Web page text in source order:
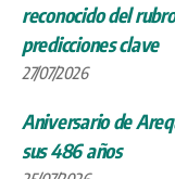
reconocido del
predicciones clave
27/07/2026
Aniversario de
sus 486 años